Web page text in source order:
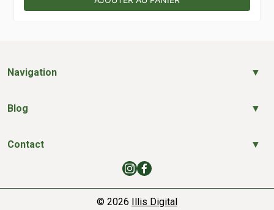
Navigation
Blog
Contact
© 2026 Illis Digital